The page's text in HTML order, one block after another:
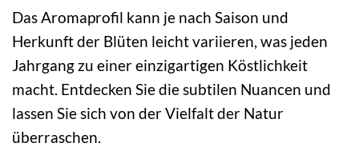
Das Aromaprofil kann je nach Saison und
Herkunft der Blüten leicht variieren, was jeden
Jahrgang zu einer einzigartigen Köstlichkeit
macht. Entdecken Sie die subtilen Nuancen und
lassen Sie sich von der Vielfalt der Natur
überraschen.